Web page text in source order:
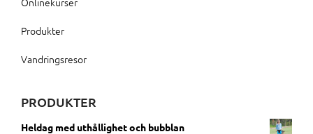
Produkter
Vandringsresor
PRODUKTER
Heldag med uthållighet och bubblan